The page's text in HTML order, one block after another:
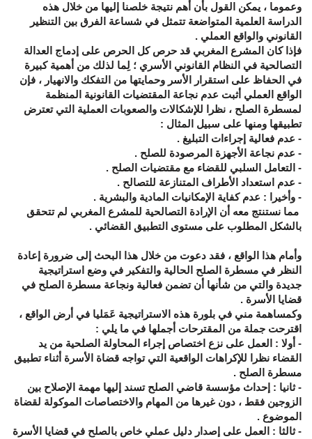
وعموما ، يمكن القول بأن أهم نتيجة خلصنا إليها من خلال هذه
الدراسة العلمية المتواضعة تتمثل في شساعة الفرق بين التنظير
القانوني والواقع العملي .
فإذا كان المشرع المغربي قد حرص كل الحرص على إدماج العدالة
التصالحية في النظام القانوني الأسري ؛ لِما لذلك من أهمية كبيرة
في الحفاظ على استقرار الأسر وحمايتها من التفكك والانهيار ، فإن
الواقع العملي أثبت عدم نجاعة المقتضيات القانونية المنظمة
لمسطرة الصلح ، نظرا للإشكالات والصعوبات العملية التي تعترض
تطبيقها ومنها على سبيل المثال :
- عدم فعالية إجراءات التبليغ .
- عدم نجاعة الأجهزة المرصودة للصلح .
- التعامل السلبي للقضاء مع مقتضيات الصلح .
- عدم استعداد الأطراف المتنازعة للتصالح .
- وأخيرا : عدم كفاية الإمكانيات المادية والبشرية .
مما نستنتج معه أن الإرادة التصالحية للمشرع المغربي لم تتحقق
بالشكل المطلوب على مستوى التطبيق القضائي .
وأمام هذا الواقع ، فقد دعوت من خلال هذا البحث إلى ضرورة إعادة
النظر في مسطرة الصلح الحالية والتفكير في وضع استراتيجية
جديدة والتي من شأنها أن تضمن فعالية ونجاعة مسطرة الصلح في
قضايا الأسرة .
وكمساهمة مني في بلورة هذه الاستراتيجية عَمَليا في أرض الواقع ،
اقترحت جملة من المقترحات أجملها في ما يلي :
- أولا : العمل على نزع اختصاص إجراء المحاولة الصلحية من يد
القضاء نظرا للإكراهات الواقعية التي تواجه قضاة الأسرة أثناء تطبيق
مسطرة الصلح .
- ثانيا : إحداث مؤسسة قاضي الصلح تسند إليها مهمة الإصلاح بين
الزوجين فقط ، دون غيرها من المهام والاختصاصات الموكولة لقضاة
الموضوع .
- ثالثا : العمل على إصدار دليل عملي خاص بالصلح في قضايا الأسرة